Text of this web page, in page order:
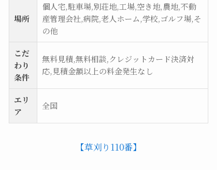
場所
個人宅,駐車場,別荘地,工場,空き地,農地,不動
産管理会社,病院,老人ホーム,学校,ゴルフ場,そ
の他
こだ
わり
条件
無料見積,無料相談,クレジットカード決済対
応,見積金額以上の料金発生なし
エリ
ア
全国
【草刈り110番】